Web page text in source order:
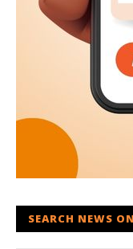
SEARCH NEWS